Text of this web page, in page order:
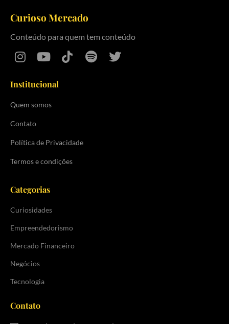
Curioso Mercado
Conteúdo para quem tem conteúdo
Institucional
Quem somos
Contato
Política de Privacidade
Termos e condições
Categorias
Curiosidades
Empreendedorismo
Mercado Financeiro
Negócios
Tecnologia
Contato